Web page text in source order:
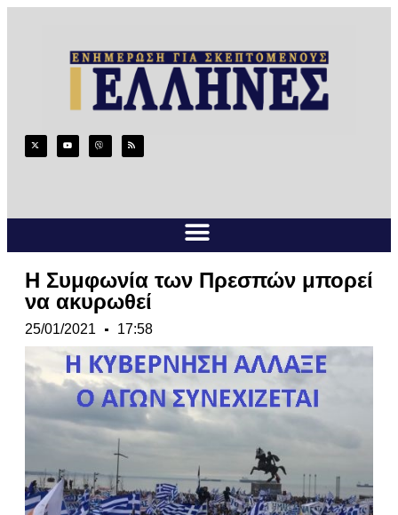
Η Συμφωνία των Πρεσπών μπορεί
να ακυρωθεί
25/01/2021 17:58